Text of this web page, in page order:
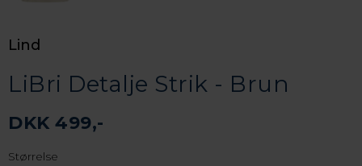
Lind
LiBri Detalje Strik - Brun
DKK 499,-
Størrelse